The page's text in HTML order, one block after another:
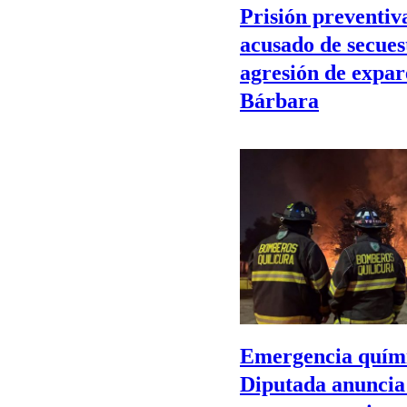
Prisión
acusado de
agresión de
Bárbara
Emergencia
Diputada